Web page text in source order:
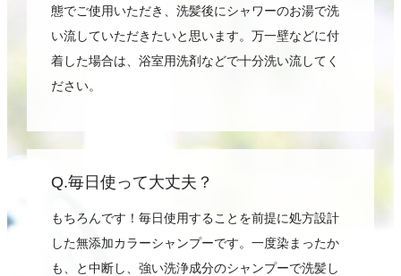
態でご使用いただき、洗髪後にシャワーのお湯で洗
い流していただきたいと思います。万一壁などに付
着した場合は、浴室用洗剤などで十分洗い流してく
ださい。
Q.毎日使って大丈夫？
もちろんです！毎日使用することを前提に処方設計
した無添加カラーシャンプーです。一度染まったか
も、と中断し、強い洗浄成分のシャンプーで洗髪し